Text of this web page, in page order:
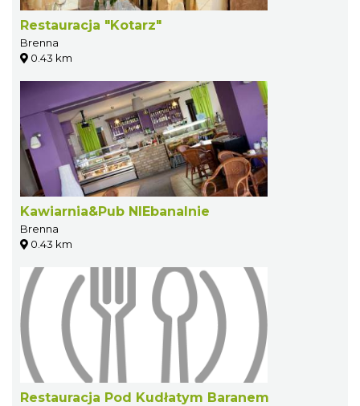
Restauracja "Kotarz"
Brenna
0.43 km
Kawiarnia&Pub NIEbanalnie
Brenna
0.43 km
Restauracja Pod Kudłatym Baranem